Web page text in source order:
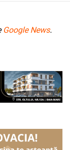
Google News.